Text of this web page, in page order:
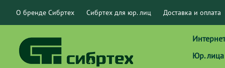
О бренде Сибртех Сибртех для юр. лиц Доставка и оплата
Юр. лица